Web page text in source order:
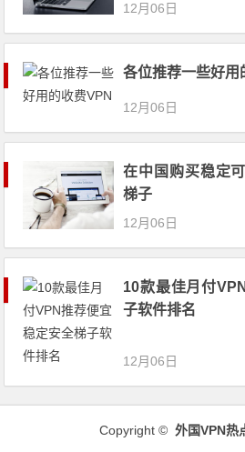
12月06日
各位推荐一些好用
12月06日
在中国购买稳定
梯子
12月06日
10款最佳月付
子软件排名
12月06日
Copyright © 外国VPN热